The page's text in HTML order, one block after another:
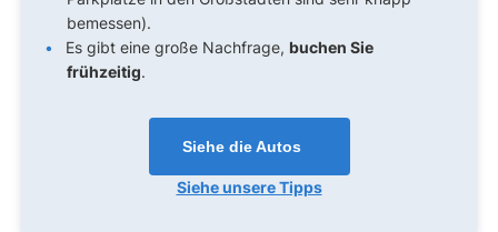
bemessen).
Es gibt eine große Nachfrage, buchen Sie
frühzeitig.
Siehe die Autos
Siehe unsere Tipps